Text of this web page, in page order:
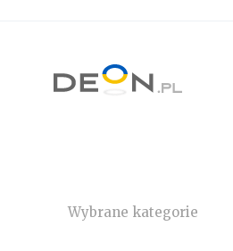
Wybrane kategorie